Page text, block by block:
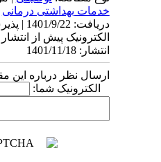
خدمات بهداشتی درمانی
انتشار: 1401/11/18
ارسال نظر درباره این
الکترونیک شما: